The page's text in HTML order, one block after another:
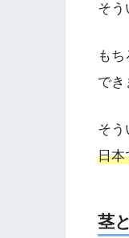
そう
も
でき
そう
日本
茎